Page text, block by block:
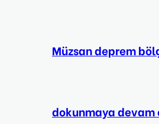
Müzsan deprem
dokunmaya devam